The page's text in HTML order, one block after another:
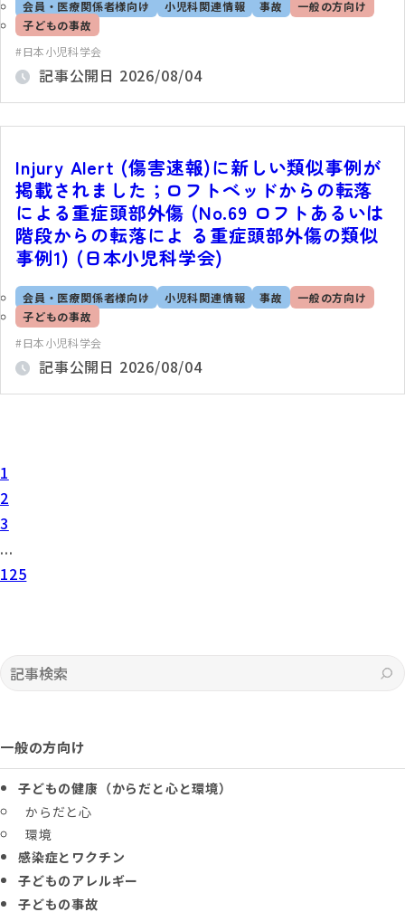
会員・医療関係者様向け 小児科関連情報 事故
一般の方向け
子どもの事故
日本小児科学会
記事公開日 2026/08/04
Injury Alert (傷害速報)に新しい類似事例が
掲載されました；ロフトベッドからの転落
による重症頭部外傷 (No.69 ロフトあるいは
階段からの転落によ る重症頭部外傷の類似
事例1) (日本小児科学会)
会員・医療関係者様向け 小児科関連情報 事故
一般の方向け
子どもの事故
日本小児科学会
記事公開日 2026/08/04
1
2
3
...
125
記事検索
一般の方向け
子どもの健康（からだと心と環境）
からだと心
環境
感染症とワクチン
子どものアレルギー
子どもの事故